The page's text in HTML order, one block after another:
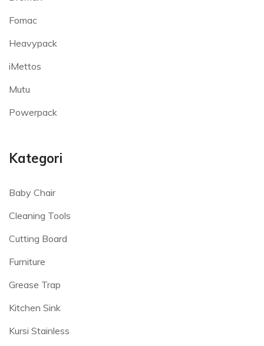
Fomac
Heavypack
iMettos
Mutu
Powerpack
Kategori
Baby Chair
Cleaning Tools
Cutting Board
Furniture
Grease Trap
Kitchen Sink
Kursi Stainless